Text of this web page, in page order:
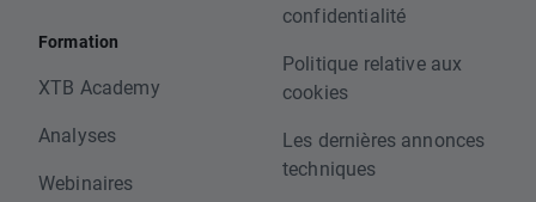
Formation
XTB Academy
Analyses
Webinaires
confidentialité
Politique relative aux
cookies
Les dernières annonces
techniques